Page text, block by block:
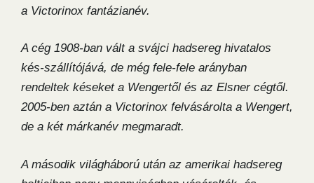
a Victorinox fantázianév.
A cég 1908-ban vált a svájci hadsereg hivatalos
kés-szállítójává, de még fele-fele arányban
rendeltek késeket a Wengertől és az Elsner cégtől.
2005-ben aztán a Victorinox felvásárolta a Wengert,
de a két márkanév megmaradt.
A második világháború után az amerikai hadsereg